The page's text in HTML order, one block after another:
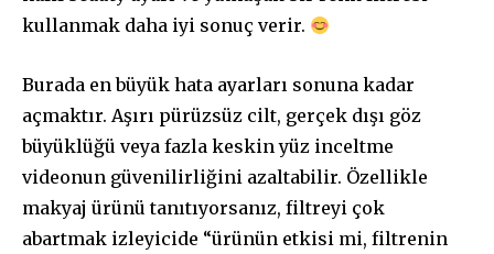
kullanmak daha iyi sonuç verir.
Burada en büyük hata ayarları sonuna kadar
açmaktır. Aşırı pürüzsüz cilt, gerçek dışı göz
büyüklüğü veya fazla keskin yüz inceltme
videonun güvenilirliğini azaltabilir. Özellikle
makyaj ürünü tanıtıyorsanız, filtreyi çok
abartmak izleyicide “ürünün etkisi mi, filtrenin